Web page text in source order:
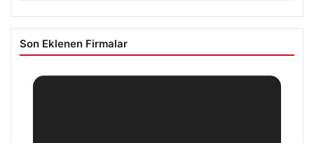
Son Eklenen Firmalar